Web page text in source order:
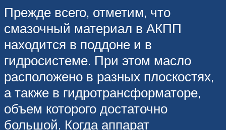
Прежде всего, отметим, что
смазочный материал в АКПП
находится в поддоне и в
гидросистеме. При этом масло
расположено в разных плоскостях,
а также в гидротрансформаторе,
объем которого достаточно
большой. Когда аппарат